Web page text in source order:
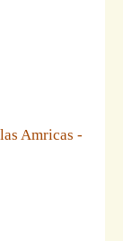
Amricas -